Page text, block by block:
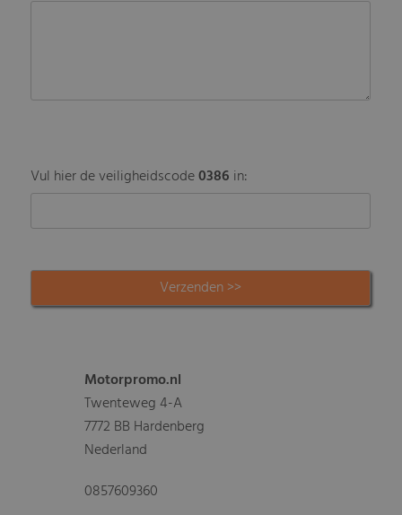
Vul hier de veiligheidscode0386 in:
Motorpromo.nl
Twenteweg 4-A
7772 BB Hardenberg
Nederland
0857609360